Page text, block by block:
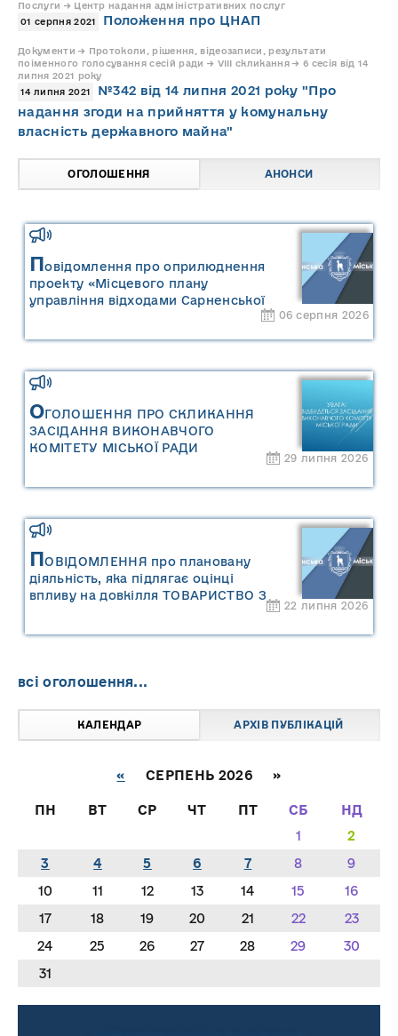
Послуги → Центр надання адміністративних послуг
01 серпня 2021
Положення про ЦНАП
Документи → Протоколи, рішення, відеозаписи, результати
поіменного голосування сесій ради → VIII скликання → 6 сесія від 14
липня 2021 року
14 липня 2021
№342 від 14 липня 2021 року "Про
надання згоди на прийняття у комунальну
власність державного майна"
ОГОЛОШЕННЯ АНОНСИ
Повідомлення про оприлюднення
проекту «Місцевого плану
управління відходами Сарненської
міської територіальної громади» та
управління відходами Сарненської
міської територіальної громади»
06 серпня 2026
ОГОЛОШЕННЯ ПРО СКЛИКАННЯ
ЗАСІДАННЯ ВИКОНАВЧОГО
КОМІТЕТУ МІСЬКОЇ РАДИ
29 липня 2026
ПОВІДОМЛЕННЯ про плановану
діяльність, яка підлягає оцінці
впливу на довкілля ТОВАРИСТВО З
22 липня 2026
всі оголошення...
КАЛЕНДАР АРХІВ ПУБЛІКАЦІЙ
« СЕРПЕНЬ 2026 »
ПН ВТ СР ЧТ ПТ СБ
НД
1
2
3
4 5 6 7 8
9
10
11 12 13 14 15
16
17
18 19 20 21 22
23
24
25 26 27 28 29
30
31